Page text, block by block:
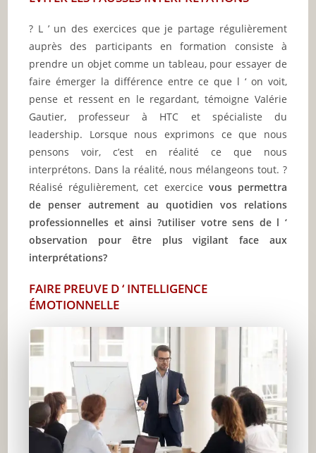
? L ’ un des exercices que je partage régulièrement
auprès des participants en formation consiste à
prendre un objet comme un tableau, pour essayer de
faire émerger la différence entre ce que l ‘ on voit,
pense et ressent en le regardant, témoigne Valérie
Gautier, professeur à HTC et spécialiste du
leadership. Lorsque nous exprimons ce que nous
pensons voir, c’est en réalité ce que nous
interprétons. Dans la réalité, nous mélangeons tout. ?
Réalisé régulièrement, cet exercice vous permettra
de penser autrement au quotidien vos relations
professionnelles et ainsi ?utiliser votre sens de l ‘
observation pour être plus vigilant face aux
interprétations?
FAIRE PREUVE D ‘ INTELLIGENCE
ÉMOTIONNELLE